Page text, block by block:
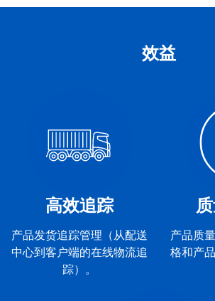
效益
高效追踪
产品发货追踪管理（从配送
中心到客户端的在线物流追
踪）。
产品质
格和产